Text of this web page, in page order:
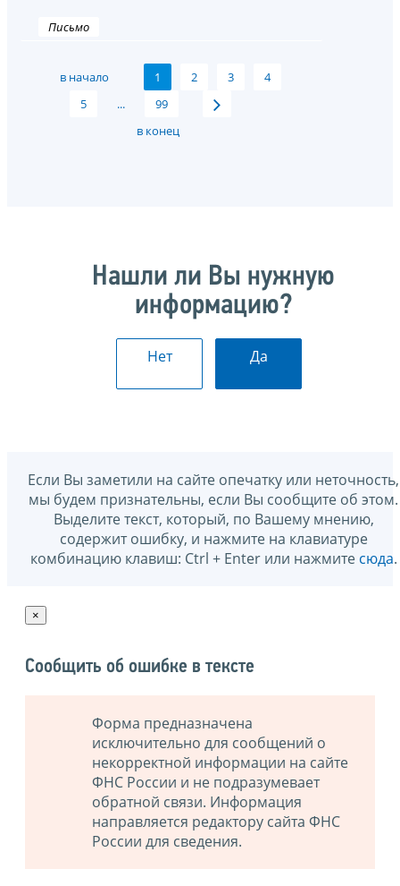
Письмо
в начало 1 2 3
4
5
...
99
в конец
Нашли ли Вы нужную
информацию?
Нет Да
Если Вы заметили на сайте опечатку или неточность,
мы будем признательны, если Вы сообщите об этом.
Выделите текст, который, по Вашему мнению,
содержит ошибку, и нажмите на клавиатуре
комбинацию клавиш: Ctrl + Enter или нажмите сюда.
×
Сообщить об ошибке в тексте
Форма предназначена
исключительно для сообщений о
некорректной информации на сайте
ФНС России и не подразумевает
обратной связи. Информация
направляется редактору сайта ФНС
России для сведения.